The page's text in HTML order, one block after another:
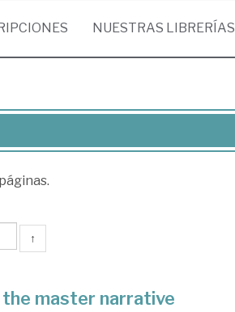
NUESTRAS LIBRERÍAS
páginas.
↑
master narrative